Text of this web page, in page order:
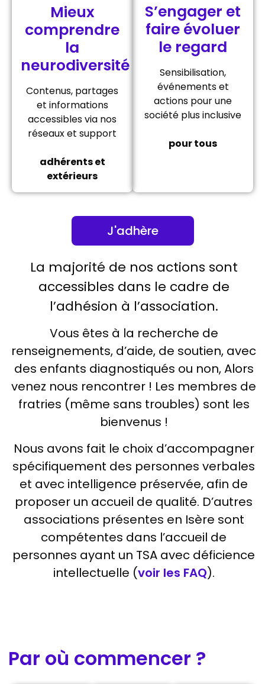
Mieux
comprendre
la
neurodiversité
Contenus, partages
et informations
accessibles via nos
réseaux et support
adhérents et
extérieurs
S’engager et
faire évoluer
le regard
Sensibilisation,
événements et
actions pour une
société plus inclusive
pour tous
J'adhère
La majorité de nos actions sont
accessibles dans le cadre de
l’adhésion à l’association.
Vous êtes à la recherche de
renseignements, d’aide, de soutien, avec
des enfants diagnostiqués ou non, Alors
venez nous rencontrer ! Les membres de
fratries (même sans troubles) sont les
bienvenus !
Nous avons fait le choix d’accompagner
spécifiquement des personnes verbales
et avec intelligence préservée, afin de
proposer un accueil de qualité. D’autres
associations présentes en Isère sont
compétentes dans l’accueil de
personnes ayant un TSA avec déficience
intellectuelle (voir les FAQ).
Par où commencer ?